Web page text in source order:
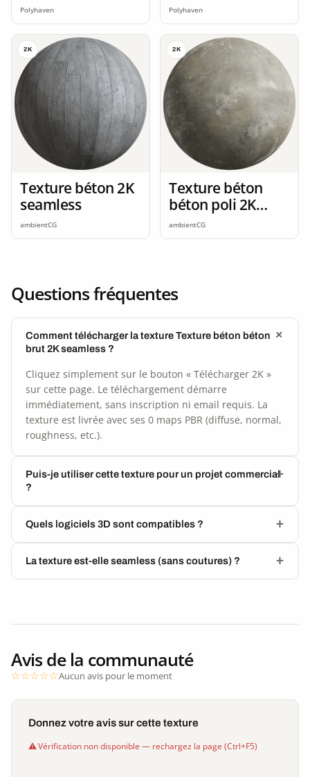
Polyhaven Polyhaven
2K
Texture béton 2K
seamless
ambientCG
2K
Texture béton
béton poli 2K
seamless
ambientCG
Questions fréquentes
Comment télécharger la texture Texture béton béton
brut 2K seamless ?
Cliquez simplement sur le bouton « Télécharger 2K »
sur cette page. Le téléchargement démarre
immédiatement, sans inscription ni email requis. La
texture est livrée avec ses 0 maps PBR (diffuse, normal,
roughness, etc.).
Puis-je utiliser cette texture pour un projet commercial
?
Quels logiciels 3D sont compatibles ?
La texture est-elle seamless (sans coutures) ?
Avis de la communauté
Aucun avis pour le moment
Donnez votre avis sur cette texture
Vérification non disponible — rechargez la page (Ctrl+F5)